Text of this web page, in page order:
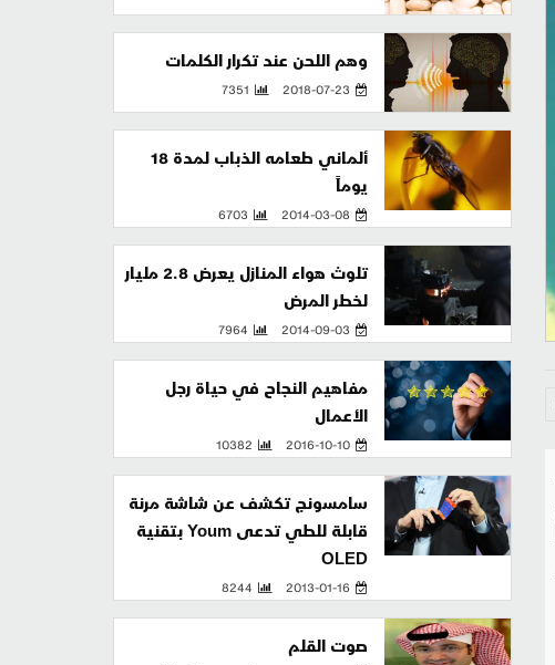
وهم اللحن عند تكرار الكلمات
2018-07-23
7351
ألماني طعامه الذباب لمدة 18
يوماً
2014-03-08
6703
تلوث هواء المنازل يعرض 2.8 مليار
لخطر المرض
2014-09-03
7964
مفاهيم النجاح في حياة رجل
الأعمال
2016-10-10
10382
سامسونج تكشف عن شاشة مرنة
قابلة للطي تدعى Youm بتقنية
OLED
2013-01-16
8244
صوت القلم